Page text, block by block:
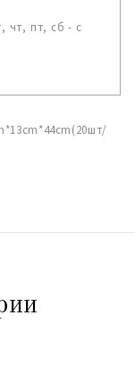
чт, пт, сб - с